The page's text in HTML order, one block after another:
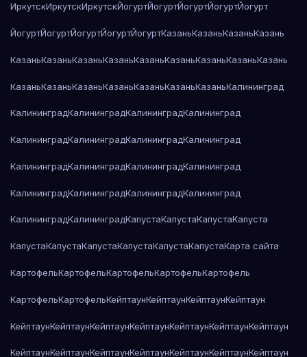
ИркутскИркутскИркутскЙогуртЙогуртЙогуртЙогуртЙогурт
ЙогуртЙогуртЙогуртЙогуртЙогуртКазаньКазаньКазаньКазань
КазаньКазаньКазаньКазаньКазаньКазаньКазаньКазаньКазань
КазаньКазаньКазаньКазаньКазаньКазаньКазаньКалининград
КалининградКалининградКалининградКалининград
КалининградКалининградКалининградКалининград
КалининградКалининградКалининградКалининград
КалининградКалининградКалининградКалининград
КалининградКалининградКапустаКапустаКапустаКапуста
КапустаКапустаКапустаКапустаКапустаКапустаКарта сайта
КартофельКартофельКартофельКартофельКартофель
КартофельКартофельКейптаунКейптаунКейптаунКейптаун
КейптаунКейптаунКейптаунКейптаунКейптаунКейптаунКейптаун
КейптаунКейптаунКейптаунКейптаунКейптаунКейптаунКейптаун